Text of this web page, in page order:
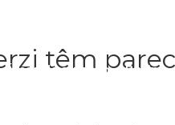
Áreas de atuação Equipe
têm